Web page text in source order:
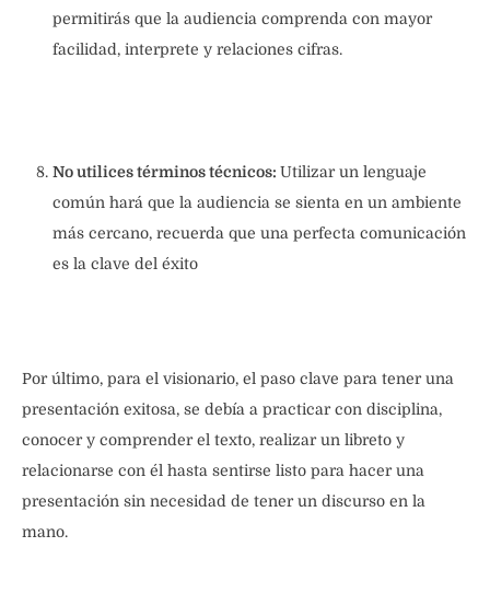
permitirás que la audiencia comprenda con mayor
facilidad, interprete y relaciones cifras.
No utilices términos técnicos: Utilizar un lenguaje
común hará que la audiencia se sienta en un ambiente
más cercano, recuerda que una perfecta comunicación
es la clave del éxito
Por último, para el visionario, el paso clave para tener una
presentación exitosa, se debía a practicar con disciplina,
conocer y comprender el texto, realizar un libreto y
relacionarse con él hasta sentirse listo para hacer una
presentación sin necesidad de tener un discurso en la
mano.